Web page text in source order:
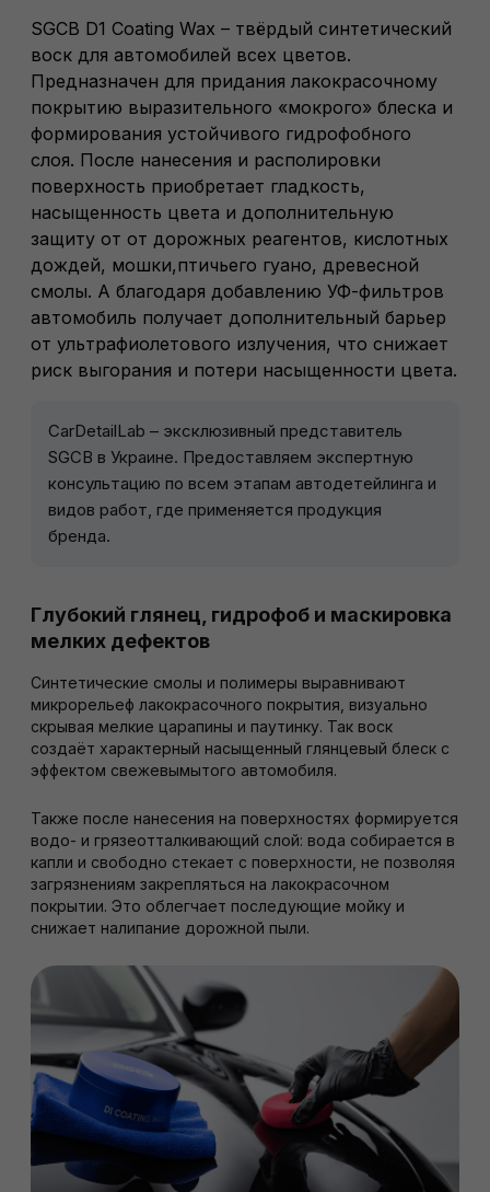
SGCB D1 Coating Wax – твёрдый синтетический
воск для автомобилей всех цветов.
Предназначен для придания лакокрасочному
покрытию выразительного «мокрого» блеска и
формирования устойчивого гидрофобного
слоя. После нанесения и располировки
поверхность приобретает гладкость,
насыщенность цвета и дополнительную
защиту от от дорожных реагентов, кислотных
дождей, мошки,птичьего гуано, древесной
смолы. А благодаря добавлению УФ-фильтров
автомобиль получает дополнительный барьер
от ультрафиолетового излучения, что снижает
риск выгорания и потери насыщенности цвета.
CarDetailLab – эксклюзивный представитель
SGCB в Украине. Предоставляем экспертную
консультацию по всем этапам автодетейлинга и
видов работ, где применяется продукция
бренда.
Глубокий глянец, гидрофоб и маскировка
мелких дефектов
Синтетические смолы и полимеры выравнивают
микрорельеф лакокрасочного покрытия, визуально
скрывая мелкие царапины и паутинку. Так воск
создаёт характерный насыщенный глянцевый блеск с
эффектом свежевымытого автомобиля.
Также после нанесения на поверхностях формируется
водо- и грязеотталкивающий слой: вода собирается в
капли и свободно стекает с поверхности, не позволяя
загрязнениям закрепляться на лакокрасочном
покрытии. Это облегчает последующие мойку и
снижает налипание дорожной пыли.